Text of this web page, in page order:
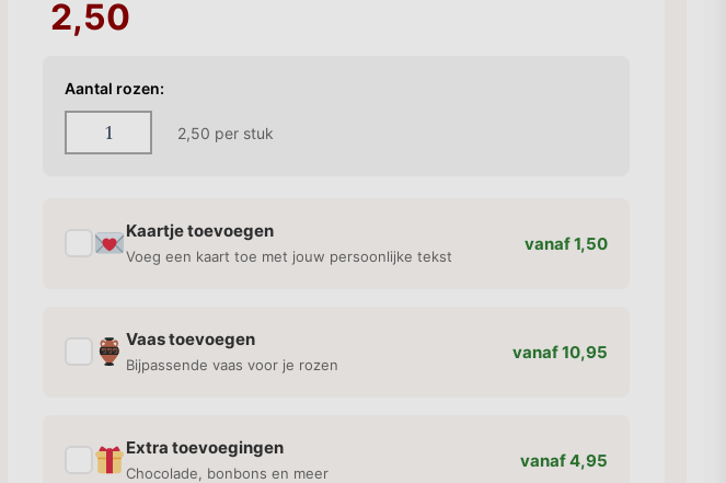
2,50
Aantal rozen:
2,50 per stuk
Kaartje toevoegen
Voeg een kaart toe met jouw persoonlijke tekst
vanaf 1,50
Vaas toevoegen
Bijpassende vaas voor je rozen
vanaf 10,95
Extra toevoegingen
Chocolade, bonbons en meer
vanaf 4,95